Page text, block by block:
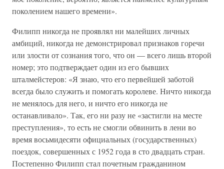
поколением нашего времени».
Филипп никогда не проявлял ни малейших личных
амбиций, никогда не демонстрировал признаков горечи
или злости от сознания того, что он — всего лишь второй
номер; это подтверждает один из его бывших
шталмейстеров: «Я знаю, что его первейшей заботой
всегда было служить и помогать королеве. Ничто никогда
не менялось для него, и ничто его никогда не
останавливало». Так, его ни разу не «застигли на месте
преступления», то есть не смогли обвинить в лени во
время восьмидесяти официальных (государственных)
поездок, совершенных с 1952 года в сто двадцать стран.
Постепенно Филипп стал почетным гражданином